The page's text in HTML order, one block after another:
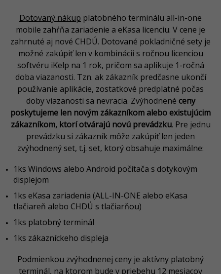
Dotovaný nákup platobného terminálu all-in-one
mobile zahŕňa zariadenie a eKasa licenciu. V cene je
zahrnuté aj nové CHDÚ. Dotované pokladničné sety je
možné zakúpiť len v kombinácii s ročnou licenciou
softvéru iKelp na 1 rok, pričom sa aplikuje 1-ročná
doba viazanosti. Tzn. ak zákazník predčasne ukončí
používanie aplikácie, zostatkové predplatné počas
doby viazanosti sa nevracia. Zvýhodnené ceny
poskytujeme len novým zákazníkom alebo existujúcim
zákazníkom, ktorí otvárajú novú prevádzku. Pre jednu
prevádzku si zákazník môže zakúpiť len jeden
zvýhodnený set, t.j. set, ktorý obsahuje maximálne:
1ks Windows alebo Android počítača s dotykovým
displejom
1ks eKasa zariadenia (ALL-IN-ONE alebo eKasa
tlačiareň alebo CHDÚ s tlačiarňou)
1ks platobný terminál
1ks zákazníckeho displeja
Podmienkou zvýhodnenej ceny je aktívny platobný
terminál, na ktorom bude v priebehu 12 mesiacov